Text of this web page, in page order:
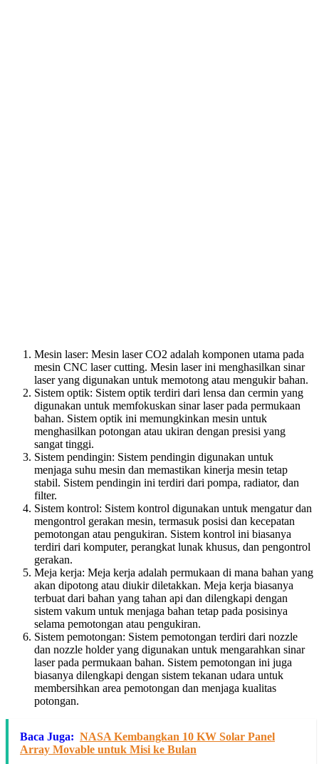
Mesin laser: Mesin laser CO2 adalah komponen utama pada
mesin CNC laser cutting. Mesin laser ini menghasilkan sinar
laser yang digunakan untuk memotong atau mengukir bahan.
Sistem optik: Sistem optik terdiri dari lensa dan cermin yang
digunakan untuk memfokuskan sinar laser pada permukaan
bahan. Sistem optik ini memungkinkan mesin untuk
menghasilkan potongan atau ukiran dengan presisi yang
sangat tinggi.
Sistem pendingin: Sistem pendingin digunakan untuk
menjaga suhu mesin dan memastikan kinerja mesin tetap
stabil. Sistem pendingin ini terdiri dari pompa, radiator, dan
filter.
Sistem kontrol: Sistem kontrol digunakan untuk mengatur dan
mengontrol gerakan mesin, termasuk posisi dan kecepatan
pemotongan atau pengukiran. Sistem kontrol ini biasanya
terdiri dari komputer, perangkat lunak khusus, dan pengontrol
gerakan.
Meja kerja: Meja kerja adalah permukaan di mana bahan yang
akan dipotong atau diukir diletakkan. Meja kerja biasanya
terbuat dari bahan yang tahan api dan dilengkapi dengan
sistem vakum untuk menjaga bahan tetap pada posisinya
selama pemotongan atau pengukiran.
Sistem pemotongan: Sistem pemotongan terdiri dari nozzle
dan nozzle holder yang digunakan untuk mengarahkan sinar
laser pada permukaan bahan. Sistem pemotongan ini juga
biasanya dilengkapi dengan sistem tekanan udara untuk
membersihkan area pemotongan dan menjaga kualitas
potongan.
Baca Juga: NASA Kembangkan 10 KW Solar Panel
Array Movable untuk Misi ke Bulan